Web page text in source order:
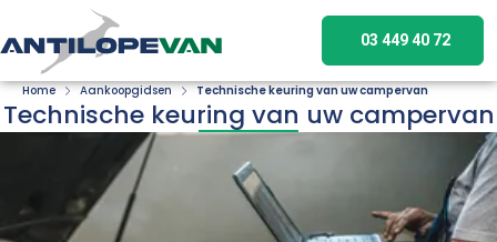
03 449 40 72
Home Aankoopgidsen Technische keuring van uw campervan
Technische keuring van uw campervan